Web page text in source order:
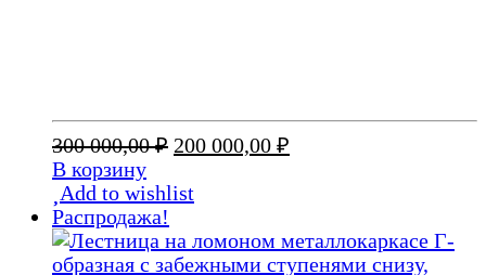
300 000,00₽ Первоначальная
составляла
000,00 ₽.
200 000,00 ₽
В корзину
Add to wishlist
Распродажа!